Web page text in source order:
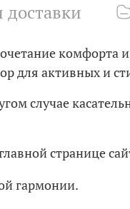
доставки
комфорта
для активных и
случае
странице
гармонии.